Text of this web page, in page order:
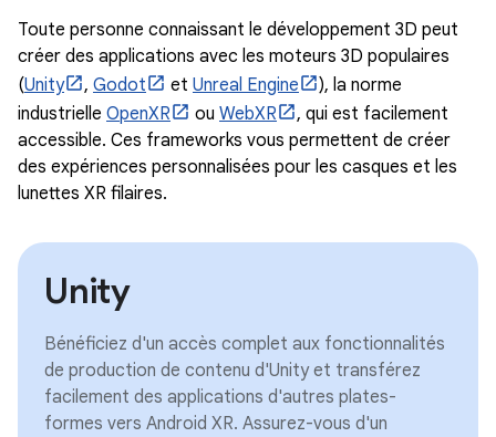
Toute personne connaissant le développement 3D peut
créer des applications avec les moteurs 3D populaires
(Unity , Godot et Unreal Engine
), la norme
industrielle OpenXR ou WebXR
, qui est facilement
accessible. Ces frameworks vous permettent de créer
des expériences personnalisées pour les casques et les
lunettes XR filaires.
Unity
Bénéficiez d'un accès complet aux fonctionnalités
de production de contenu d'Unity et transférez
facilement des applications d'autres plates-
formes vers Android XR. Assurez-vous d'un